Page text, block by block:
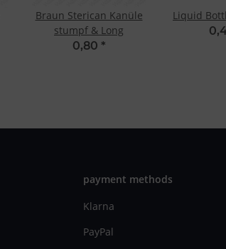
Braun Sterican Kanüle
stumpf & Long
0,80 *
Liquid
payment methods
Klarna
PayPal